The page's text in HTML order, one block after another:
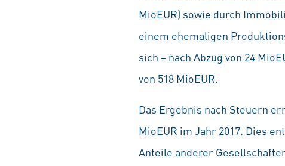
MioEUR) sowie durch
einem ehemaligen
sich – nach Abzug von 24
von 518 MioEUR.
Das Ergebnis nach Steuern
MioEUR im Jahr 2017. Dies
Anteile anderer